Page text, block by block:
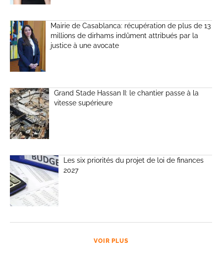
Mairie de Casablanca: récupération de plus de 13
millions de dirhams indûment attribués par la
justice à une avocate
Grand Stade Hassan II: le chantier passe à la
vitesse supérieure
Les six priorités du projet de loi de finances
2027
VOIR PLUS